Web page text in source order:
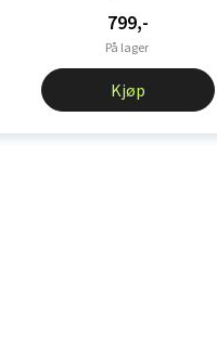
799,-
På lager
Kjøp